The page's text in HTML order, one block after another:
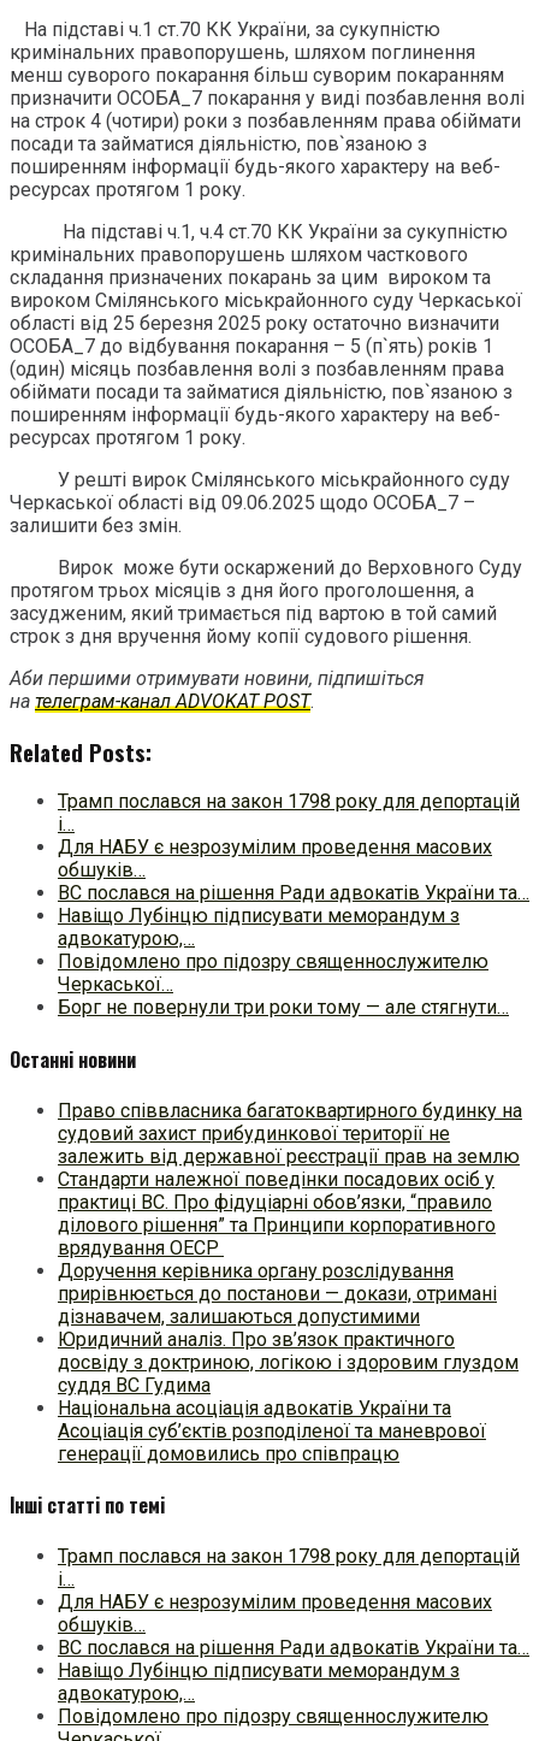
На підставі ч.1 ст.70 КК України, за сукупністю
кримінальних правопорушень, шляхом поглинення
менш суворого покарання більш суворим покаранням
призначити ОСОБА_7 покарання у виді позбавлення волі
на строк 4 (чотири) роки з позбавленням права обіймати
посади та займатися діяльністю, пов`язаною з
поширенням інформації будь-якого характеру на веб-
ресурсах протягом 1 року.
На підставі ч.1, ч.4 ст.70 КК України за сукупністю
кримінальних правопорушень шляхом часткового
складання призначених покарань за цим вироком та
вироком Смілянського міськрайонного суду Черкаської
області від 25 березня 2025 року остаточно визначити
ОСОБА_7 до відбування покарання – 5 (п`ять) років 1
(один) місяць позбавлення волі з позбавленням права
обіймати посади та займатися діяльністю, пов`язаною з
поширенням інформації будь-якого характеру на веб-
ресурсах протягом 1 року.
У решті вирок Смілянського міськрайонного суду
Черкаської області від 09.06.2025 щодо ОСОБА_7 –
залишити без змін.
Вирок може бути оскаржений до Верховного Суду
протягом трьох місяців з дня його проголошення, а
засудженим, який тримається під вартою в той самий
строк з дня вручення йому копії судового рішення.
Аби першими отримувати новини, підпишіться
на телеграм-канал ADVOKAT POST.
Related Posts:
Трамп послався на закон 1798 року для депортацій
і…
Для НАБУ є незрозумілим проведення масових
обшуків…
ВС послався на рішення Ради адвокатів України та…
Навіщо Лубінцю підписувати меморандум з
адвокатурою,…
Повідомлено про підозру священнослужителю
Черкаської…
Борг не повернули три роки тому — але стягнути…
Останні новини
Право співвласника багатоквартирного будинку на
судовий захист прибудинкової території не
залежить від державної реєстрації прав на землю
Стандарти належної поведінки посадових осіб у
практиці ВC. Про фідуціарні обов’язки, “правило
ділового рішення” та Принципи корпоративного
врядування ОЕСР
Доручення керівника органу розслідування
прирівнюється до постанови — докази, отримані
дізнавачем, залишаються допустимими
Юридичний аналіз. Про зв’язок практичного
досвіду з доктриною, логікою і здоровим глуздом
суддя ВС Гудима
Національна асоціація адвокатів України та
Асоціація суб’єктів розподіленої та маневрової
генерації домовились про співпрацю
Інші статті по темі
Трамп послався на закон 1798 року для депортацій
і…
Для НАБУ є незрозумілим проведення масових
обшуків…
ВС послався на рішення Ради адвокатів України та…
Навіщо Лубінцю підписувати меморандум з
адвокатурою,…
Повідомлено про підозру священнослужителю